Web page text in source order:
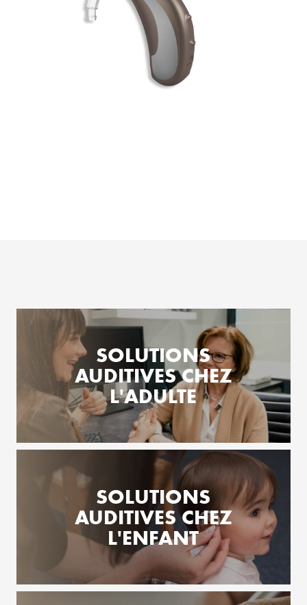
SOLUTIONS
AUDITIVES CHEZ
L'ADULTE
SOLUTIONS
AUDITIVES CHEZ
L'ENFANT